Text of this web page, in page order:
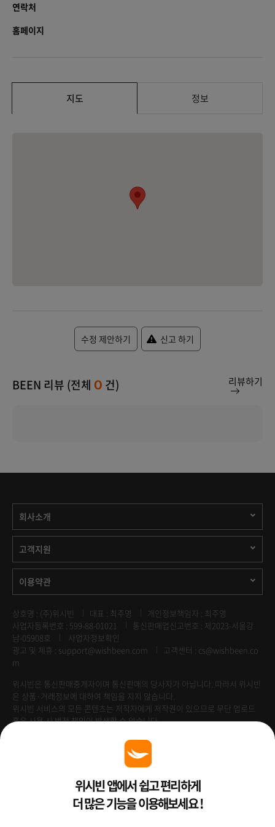
연락처
홈페이지
지도 정보
수정 제안하기 신고 하기
BEEN 리뷰 (전체 0 건) 리뷰하기
회사소개
고객지원
이용약관
상호명 : (주)위시빈 대표 : 최주영
개인정보책임자 : 최주영
사업자등록번호 : 599-88-01021
통신판매업신고번호 : 제2023-서울강
남-05908호
사업자정보확인
광고 및 제휴 : support@wishbeen.com
고객센터 : cs@wishbeen.co
m
위시빈은 통신판매중개자이며 통신판매의 당사자가 아닙니다. 따라서 위시빈
은 상품·거래정보에 대하여 책임을 지지 않습니다.
위시빈 서비스의 모든 콘텐츠는 저작자에게 저작권이 있으므로 무단 업로드
혹은 사용 시 법적 책임이 발생할 수 있습니다.
Venture Enterprise위시빈 앱에서 쉽고 편리하게
더 많은 기능을 이용해보세요 !